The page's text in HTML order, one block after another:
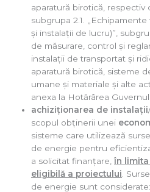
aparatură birotică, respectiv
subgrupa 2.1.
şi instalaţii de lucru)”,
de măsurare, control şi
instalaţii de transportat şi
aparatură birotică, sisteme
umane şi materiale şi alte
anexa la Hotărârea
achiziţionarea de instalaţii
scopul obţinerii unei
sisteme care utilizează
de energie pentru
a solicitat finanţare,în limita
eligibilă a proiectului .
de energie sunt